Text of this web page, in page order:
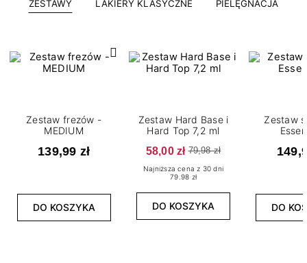
ZESTAWY LAKIERY KLASYCZNE PIELĘGNACJA
Zestaw frezów -
MEDIUM
139,99 zł
DO KOSZYKA
Zestaw Hard Base i
Hard Top 7,2 ml
58,00 zł 79,98 zł
Najniższa cena z 30 dni
79.98 zł
DO KOSZYKA
Zestaw
DO